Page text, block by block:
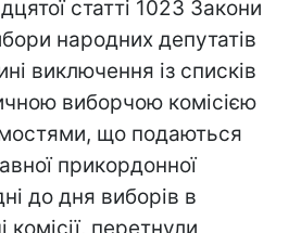
статті 1023 Закони
народних депутатів
виключення із списків
виборчою комісією
що подаються
прикордонної
до дня виборів в